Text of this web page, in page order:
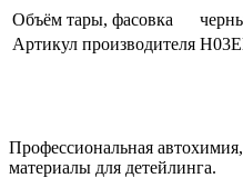
Объём тары, фасовка
Артикул производителя
Профессиональная
материалы для детейлинга.